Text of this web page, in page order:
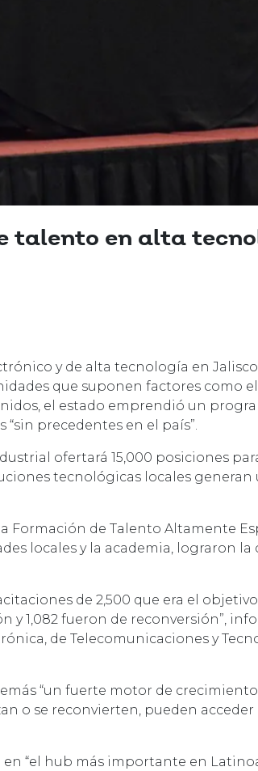
talento en alta
y de alta tecnología en Jalisco
que suponen factores como
el estado emprendió un
precedentes en el país”.
ofertará 15,000 posiciones
tecnológicas locales
de Talento Altamente
locales y la academia, lograron
de 2,500 que era el
y 1,082 fueron de reconversión”,
de Telecomunicaciones y
“un fuerte motor de
o se reconvierten, pueden acceder
en “el hub más importante en